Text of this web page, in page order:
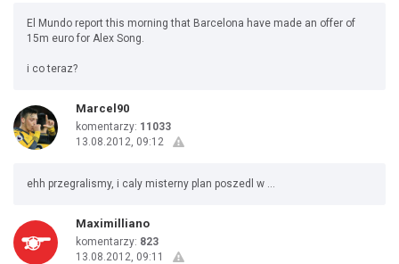
El Mundo report this morning that Barcelona have made an offer of
15m euro for Alex Song.
i co teraz?
Marcel90
komentarzy: 11033
13.08.2012, 09:12
ehh przegralismy, i caly misterny plan poszedl w ...
Maximilliano
komentarzy: 823
13.08.2012, 09:11